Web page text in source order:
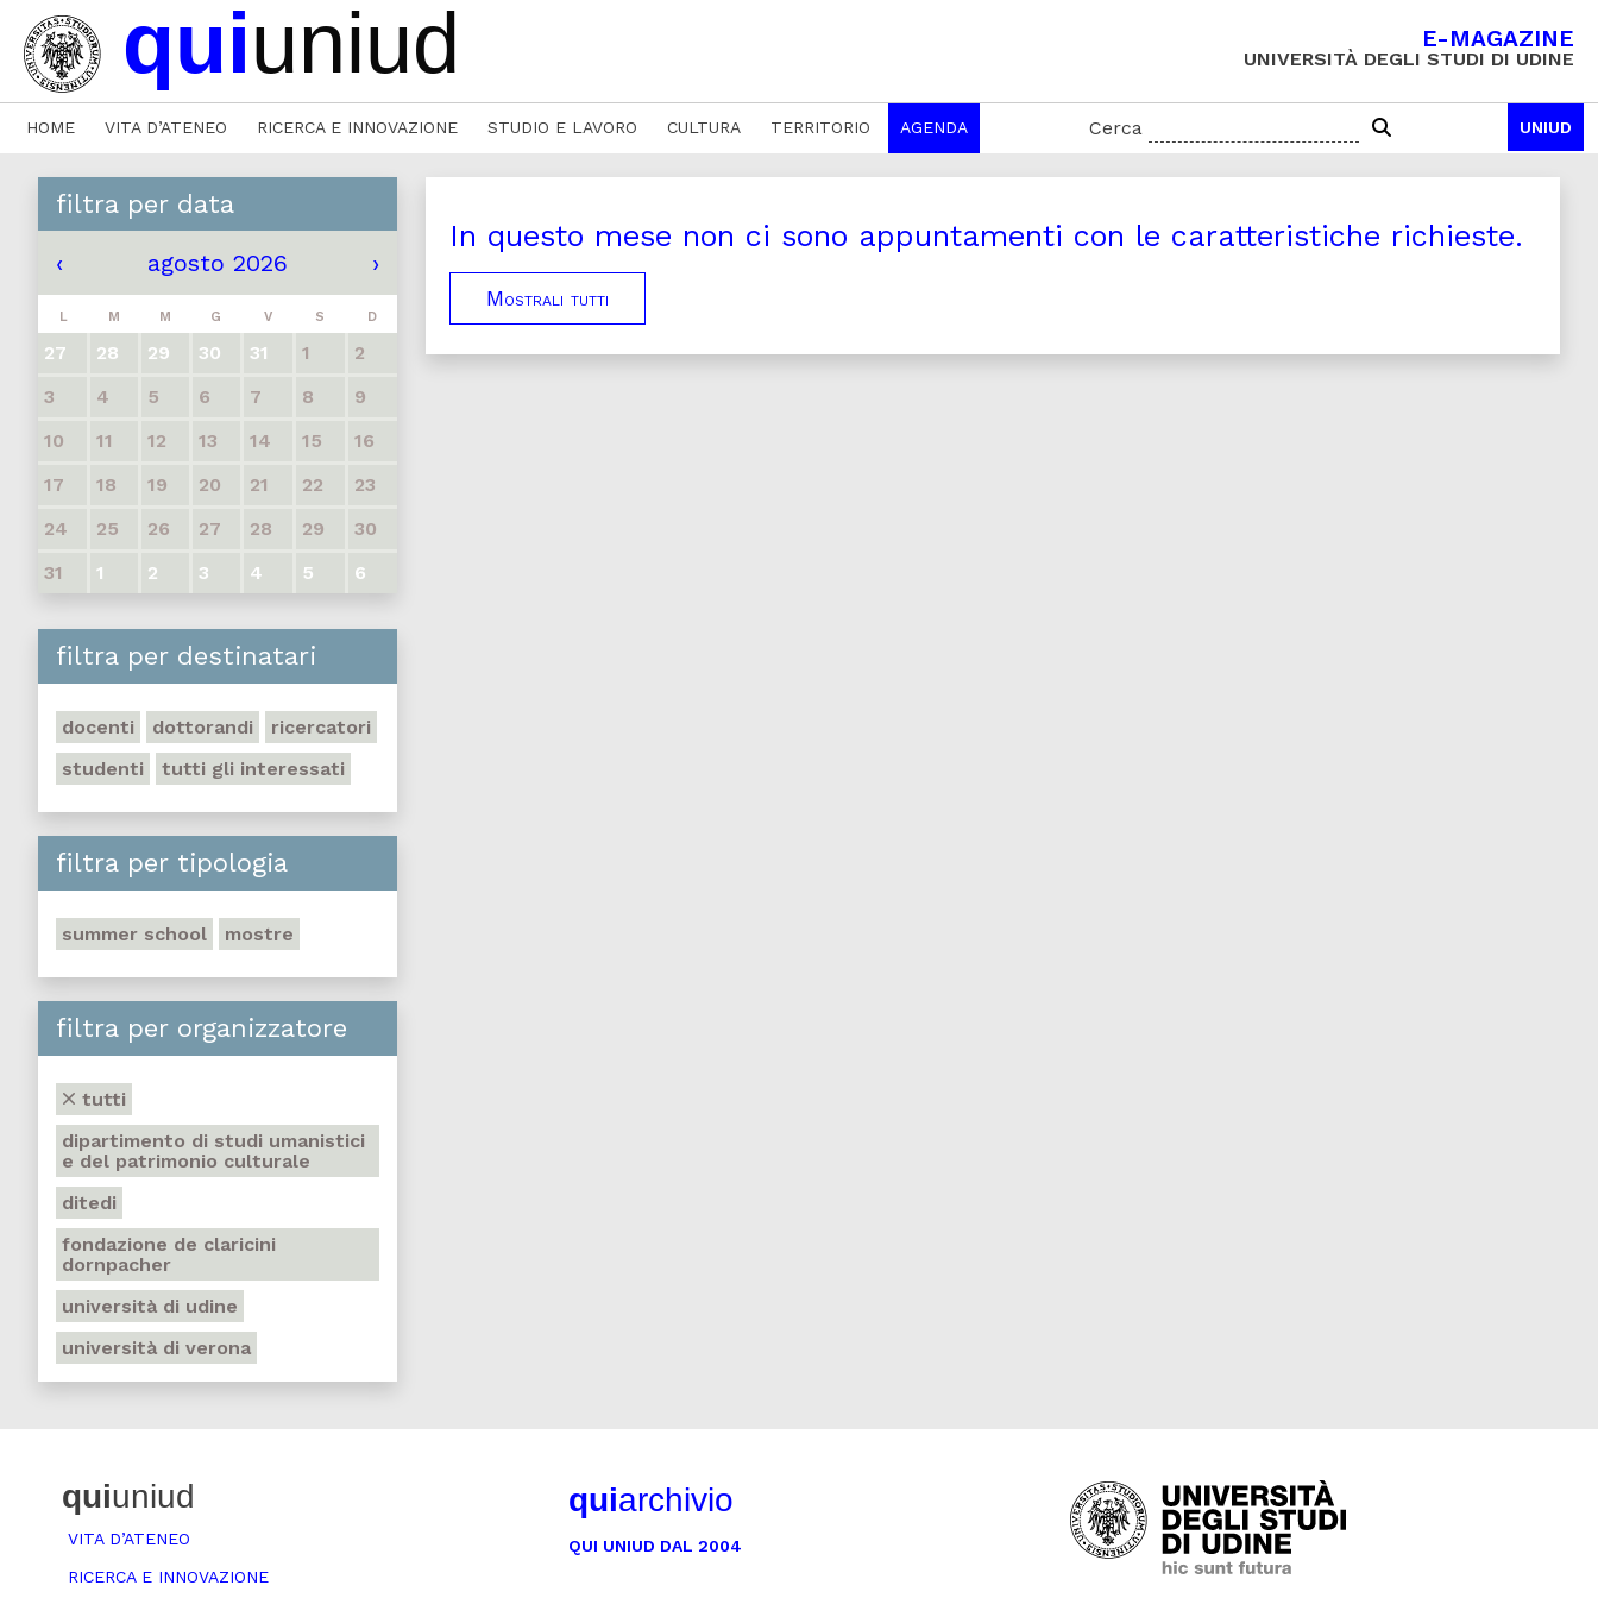
E-MAGAZINE
UNIVERSITÀ DEGLI STUDI DI UDINE
HOME VITA D’ATENEO RICERCA E INNOVAZIONE STUDIO E LAVORO CULTURA TERRITORIO AGENDA Cerca UNIUD
filtra per data
‹ agosto 2026 ›
L M M G V S D
27 28 29 30 31 1
2
3
4 5 6 7 8
9
10
11 12 13 14 15
16
17
18 19 20 21 22
23
24
25 26 27 28 29
30
31
1 2 3 4 5 6
filtra per destinatari
docenti dottorandi
ricercatori
studenti
tutti gli interessati
filtra per tipologia
summer school mostre
filtra per organizzatore
tutti
dipartimento di studi umanistici
e del patrimonio culturale
ditedi
fondazione de claricini
dornpacher
università di udine
università di verona
In questo mese non ci sono appuntamenti con le caratteristiche richieste.
Mostrali tutti
quiuniud
VITA D’ATENEO
RICERCA E INNOVAZIONE
quiarchivio
QUI UNIUD DAL 2004